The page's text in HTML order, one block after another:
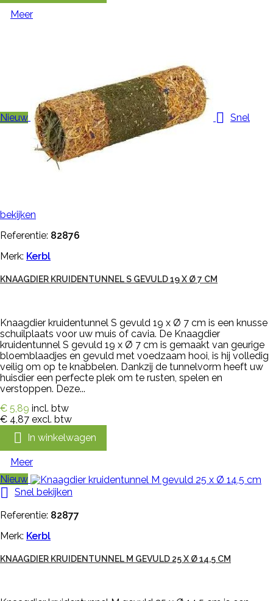
Meer
Nieuw  Snel
bekijken
Referentie: 82876
Merk: Kerbl
KNAAGDIER KRUIDENTUNNEL S GEVULD 19 X Ø 7 CM
Knaagdier kruidentunnel S gevuld 19 x Ø 7 cm is een knusse
schuilplaats voor uw muis of cavia. De Knaagdier
kruidentunnel S gevuld 19 x Ø 7 cm is gemaakt van geurige
bloemblaadjes en gevuld met voedzaam hooi, is hij volledig
veilig om op te knabbelen. Dankzij de tunnelvorm heeft uw
huisdier een perfecte plek om te rusten, spelen en
verstoppen. Deze...
€ 5,89 incl. btw
€ 4,87 excl. btw
 In winkelwagen
Meer
Nieuw

Snel bekijken
Referentie: 82877
Merk: Kerbl
KNAAGDIER KRUIDENTUNNEL M GEVULD 25 X Ø 14,5 CM